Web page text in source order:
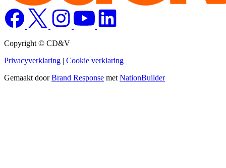
Copyright © CD&V
Privacyverklaring | Cookie verklaring
Gemaakt doorBrand Response metNationBuilder